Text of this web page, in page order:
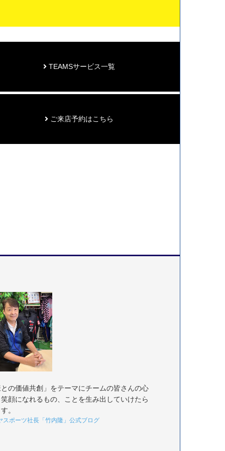
TEAMSサービス一覧
ご来店予約はこちら
の価値共創」をテーマにチームの皆さんの心
顔になれるもの、ことを生み出していけたら
。
スポーツ社長「竹内隆」公式ブログ